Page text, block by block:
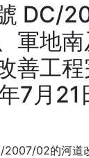
DC/
軍地
善工
7月21
2007/02的河道